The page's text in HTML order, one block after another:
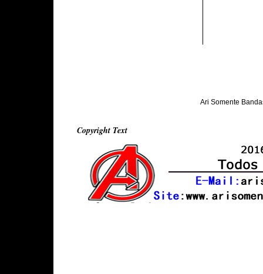
Ari Somente
Copyright Text